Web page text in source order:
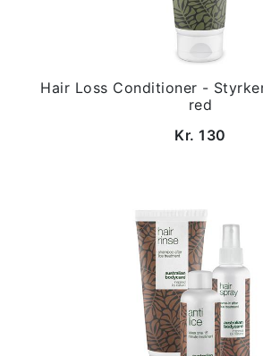
Hair Loss Conditioner -
red
Kr. 130